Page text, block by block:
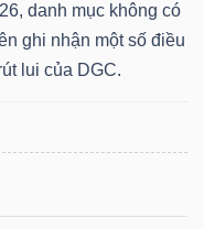
danh mục không có
ghi nhận một số điều
lui của DGC.